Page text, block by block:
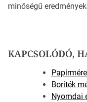
minőségű
KAPCSOLÓDÓ,
Boríték
Nyomdai